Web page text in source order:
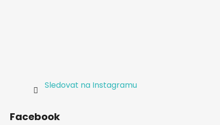
Sledovat na Instagramu
Facebook